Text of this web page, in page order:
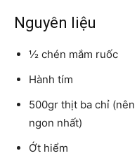
Nguyên liệu
½ chén mắm ruốc
Hành tím
500gr thịt ba chỉ
ngon nhất)
Ớt hiểm